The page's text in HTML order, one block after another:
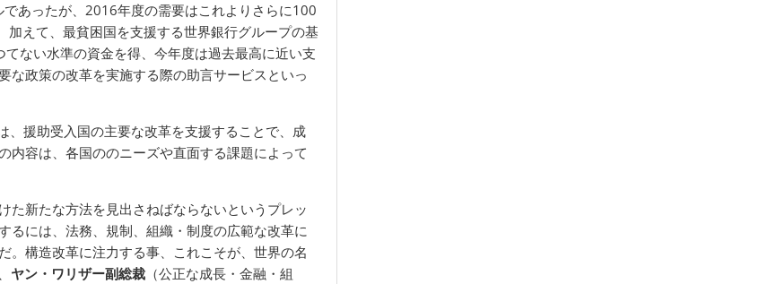
あったが、2016年度の需要はこれよりさらに100
えて、最貧困国を支援する世界銀行グループの基
ない水準の資金を得、今年度は過去最高に近い支
な政策の改革を実施する際の助言サービスといっ
、援助受入国の主要な改革を支援することで、成
内容は、各国ののニーズや直面する課題によって
た新たな方法を見出さねばならないというプレッ
るには、法務、規制、組織・制度の広範な改革に
。構造改革に注力する事、これこそが、世界の名
ヤン・ワリザー副総裁 （公正な成長・金融・組